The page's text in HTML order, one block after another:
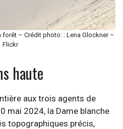
– Crédit photo: : Lena Glockner –
Flickr
haute
aux trois agents de
mai 2024, la Dame blanche
topographiques précis,